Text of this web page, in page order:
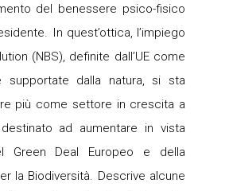
del benessere psico-fisico
In quest’ottica, l’impiego
(NBS), definite dall’UE come
supportate dalla natura, si sta
più come settore in crescita a
ad aumentare in vista
Green Deal Europeo e della
la Biodiversità. Descrive alcune